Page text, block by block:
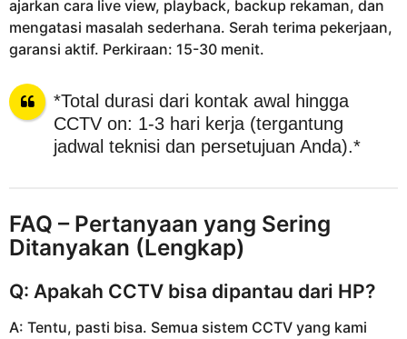
ajarkan cara live view, playback, backup rekaman, dan
mengatasi masalah sederhana. Serah terima pekerjaan,
garansi aktif. Perkiraan: 15-30 menit.
*Total durasi dari kontak awal hingga
CCTV on: 1-3 hari kerja (tergantung
jadwal teknisi dan persetujuan Anda).*
FAQ – Pertanyaan yang Sering
Ditanyakan (Lengkap)
Q: Apakah CCTV bisa dipantau dari HP?
A: Tentu, pasti bisa. Semua sistem CCTV yang kami